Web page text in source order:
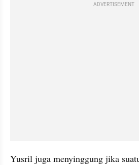
ADVERTISEMENT
Yusril juga menyinggung jika